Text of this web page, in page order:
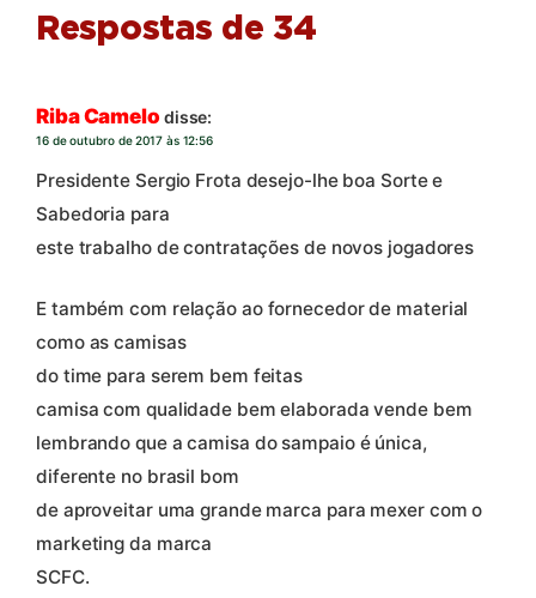
Respostas de 34
Riba Camelo disse:
16 de outubro de 2017 às 12:56
Presidente Sergio Frota desejo-lhe boa Sorte e
Sabedoria para
este trabalho de contratações de novos jogadores
E também com relação ao fornecedor de material
como as camisas
do time para serem bem feitas
camisa com qualidade bem elaborada vende bem
lembrando que a camisa do sampaio é única,
diferente no brasil bom
de aproveitar uma grande marca para mexer com o
marketing da marca
SCFC.